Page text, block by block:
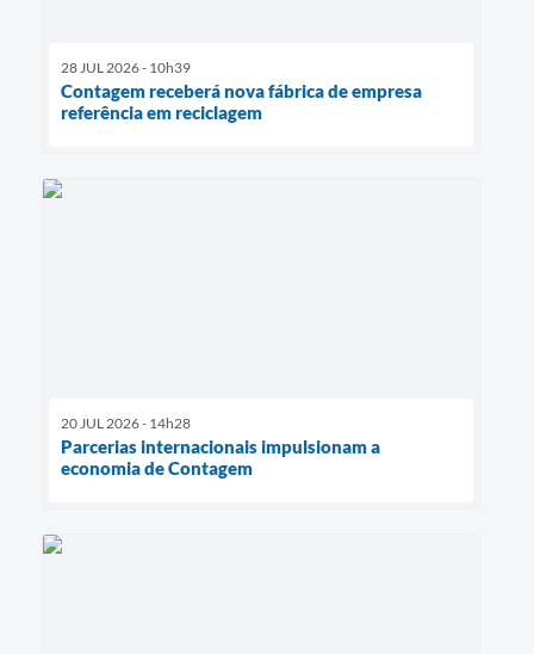
28 JUL 2026 - 10h39
Contagem receberá nova fábrica de empresa
referência em reciclagem
20 JUL 2026 - 14h28
Parcerias internacionais impulsionam a
economia de Contagem